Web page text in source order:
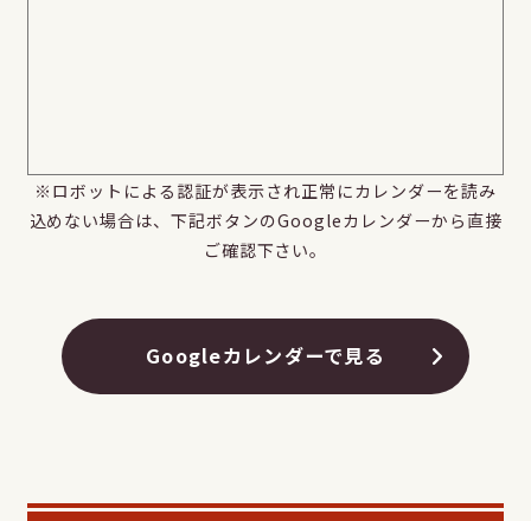
※ロボットによる認証が表示され正常にカレンダーを読み
込めない場合は、下記ボタンのGoogleカレンダーから直接
ご確認下さい。
Googleカレンダーで見る